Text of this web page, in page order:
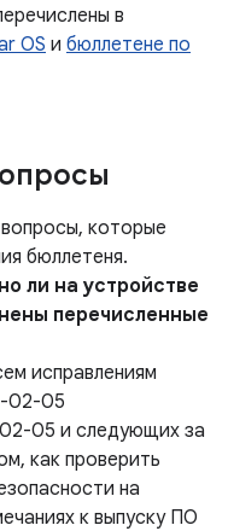
в
OS и бюллетене по
которые
бюллетеня.
ли на устройстве
перечисленные
исправлениям
02-05
05 и следующих за
как проверить
на
к выпуску ПО